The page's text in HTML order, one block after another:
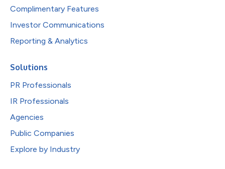
Complimentary Features
Investor Communications
Reporting & Analytics
Solutions
PR Professionals
IR Professionals
Agencies
Public Companies
Explore by Industry